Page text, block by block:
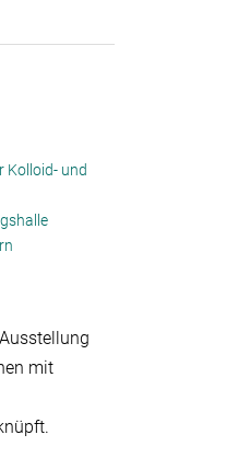
Kolloid- und
mit